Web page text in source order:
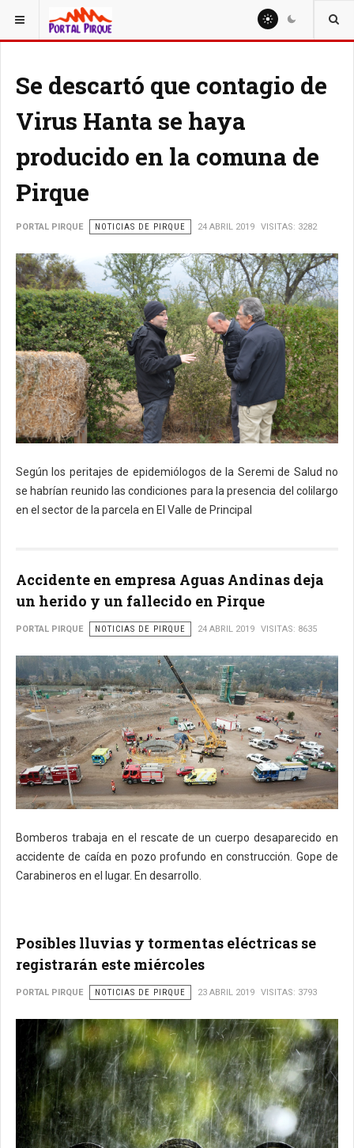
ESTÁ AQUÍ: NOTICIAS
Se descartó que contagio de
Virus Hanta se haya
producido en la comuna de
Pirque
PORTAL PIRQUE NOTICIAS DE PIRQUE 24 ABRIL 2019 VISITAS: 3282
Según los peritajes de epidemiólogos de la Seremi de Salud no
se habrían reunido las condiciones para la presencia del colilargo
en el sector de la parcela en El Valle de Principal
Accidente en empresa Aguas Andinas deja
un herido y un fallecido en Pirque
PORTAL PIRQUE NOTICIAS DE PIRQUE 24 ABRIL 2019 VISITAS: 8635
Bomberos trabaja en el rescate de un cuerpo desaparecido en
accidente de caída en pozo profundo en construcción. Gope de
Carabineros en el lugar. En desarrollo.
Posibles lluvias y tormentas eléctricas se
registrarán este miércoles
PORTAL PIRQUE NOTICIAS DE PIRQUE 23 ABRIL 2019 VISITAS: 3793